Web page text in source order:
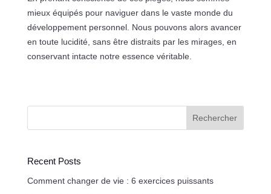
mieux équipés pour naviguer dans le vaste monde du
développement personnel. Nous pouvons alors avancer
en toute lucidité, sans être distraits par les mirages, en
conservant intacte notre essence véritable.
Rechercher
Recent Posts
Comment changer de vie : 6 exercices puissants